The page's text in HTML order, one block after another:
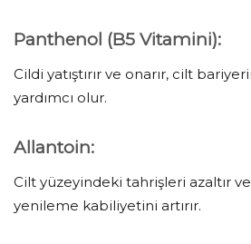
Panthenol (B5 Vitamini):
Cildi yatıştırır ve onarır, cilt
yardımcı olur.
Allantoin:
Cilt yüzeyindeki tahrişleri azaltır
yenileme kabiliyetini artırır.